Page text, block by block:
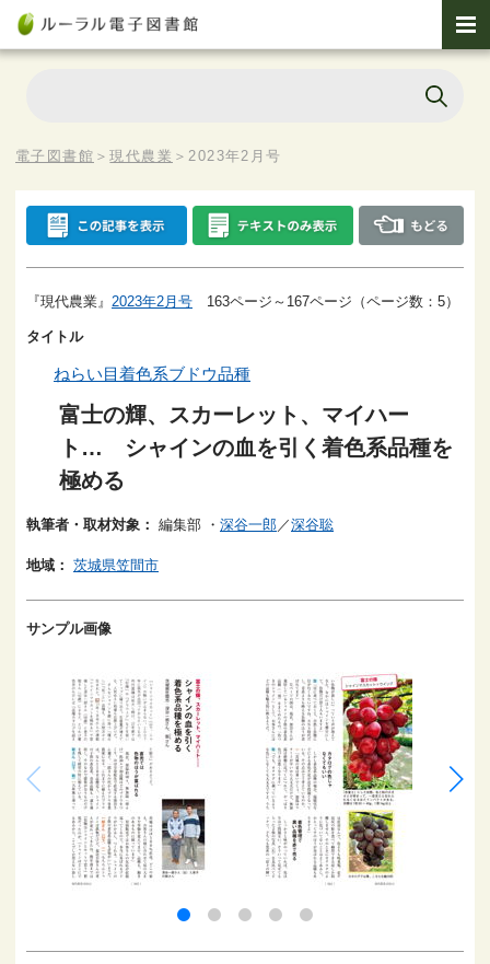
電子図書館 ＞現代農業 ＞2023年2月号
『現代農業』 2023年2月号 163ページ～167ページ（ページ数：5）
タイトル
ねらい目着色系ブドウ品種
富士の輝、スカーレット、マイハー
ト… シャインの血を引く着色系品種を
極める
執筆者・取材対象： 編集部 ・ 深谷一郎 ／深谷聡
地域： 茨城県笠間市
サンプル画像